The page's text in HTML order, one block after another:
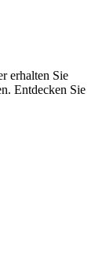
erhalten Sie
Entdecken Sie